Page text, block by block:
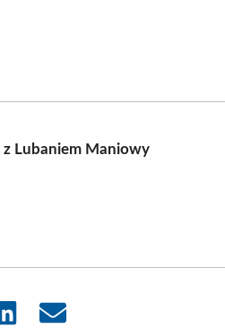
Lubaniem Maniowy
Share
Share